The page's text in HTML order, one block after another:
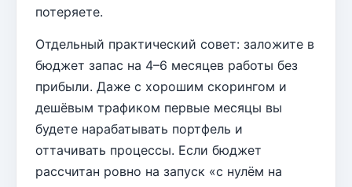
потеряете.
Отдельный практический совет: заложите в
бюджет запас на 4–6 месяцев работы без
прибыли. Даже с хорошим скорингом и
дешёвым трафиком первые месяцы вы
будете нарабатывать портфель и
оттачивать процессы. Если бюджет
рассчитан ровно на запуск «с нулём на